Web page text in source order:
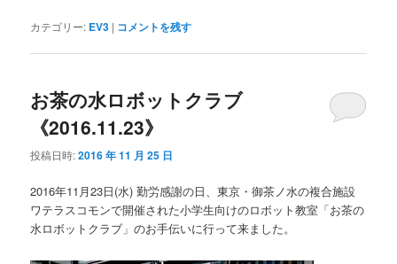
カテゴリー: EV3 | コメントを残す
お茶の水ロボットクラブ
《2016.11.23》
投稿日時:2016 年 11 月 25 日
2016年11月23日(水) 勤労感謝の日、東京・御茶ノ水の複合施設
ワテラスコモンで開催された小学生向けのロボット教室「お茶の
水ロボットクラブ」のお手伝いに行って来ました。